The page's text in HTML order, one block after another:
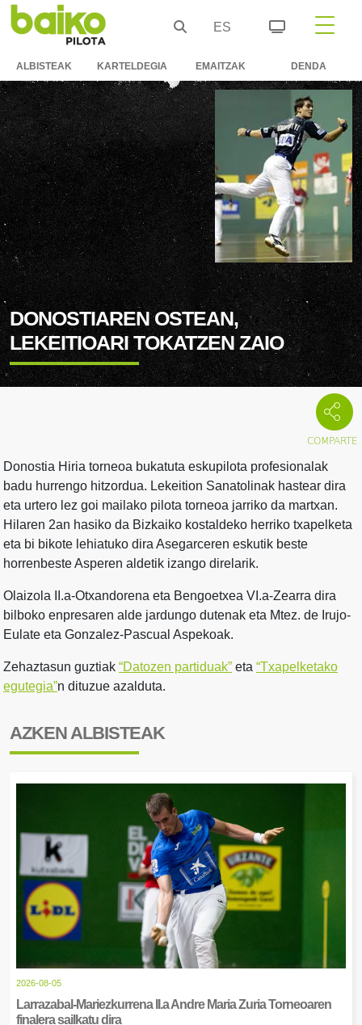
ES
ALBISTEAK KARTELDEGIA EMAITZAK DENDA
DONOSTIAREN OSTEAN,
LEKEITIOARI TOKATZEN ZAIO
Donostia Hiria torneoa bukatuta eskupilota profesionalak
badu hurrengo hitzordua. Lekeition Sanatolinak hastear dira
eta urtero lez goi mailako pilota torneoa jarriko da martxan.
Hilaren 2an hasiko da Bizkaiko kostaldeko herriko txapelketa
eta bi bikote lehiatuko dira Asegarceren eskutik beste
horrenbeste Asperen aldetik izango direlarik.
Olaizola II.a-Otxandorena eta Bengoetxea VI.a-Zearra dira
bilboko enpresaren alde jardungo dutenak eta Mtez. de Irujo-
Eulate eta Gonzalez-Pascual Aspekoak.
Zehaztasun guztiak “Datozen partiduak” eta “Txapelketako
egutegia”n dituzue azalduta.
AZKEN ALBISTEAK
2026-08-05
Larrazabal-Mariezkurrena II.a Andre Maria Zuria Torneoaren
finalera sailkatu dira